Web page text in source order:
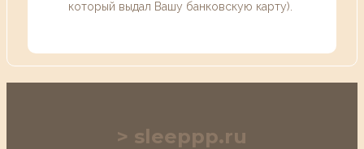
который выдал Вашу банковскую карту).
sleeppp.ru